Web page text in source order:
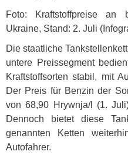
Foto: Kraftstoffpreise an
Ukraine, Stand: 2. Juli
Die staatliche
untere Preissegment
Kraftstoffsorten stabil, mit
Der Preis für Benzin der
von 68,90 Hrywnja/l (1.
Dennoch bietet diese
genannten Ketten
Autofahrer.